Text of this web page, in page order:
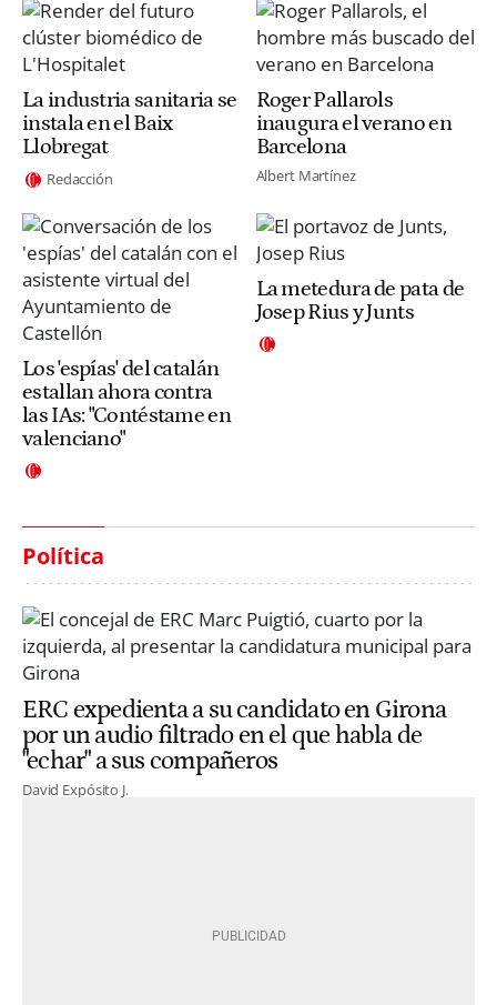
La industria sanitaria se
instala en el Baix
Llobregat
Redacción
Roger Pallarols
inaugura el verano en
Barcelona
Albert Martínez
Los 'espías' del catalán
estallan ahora contra
las IAs: "Contéstame en
valenciano"
La metedura de pata de
Josep Rius y Junts
Política
ERC expedienta a su candidato en Girona
por un audio filtrado en el que habla de
"echar" a sus compañeros
David Expósito J.